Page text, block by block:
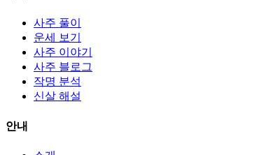
사주 풀이
운세 보기
사주 이야기
사주 블로그
작명 분석
신살 해설
안내